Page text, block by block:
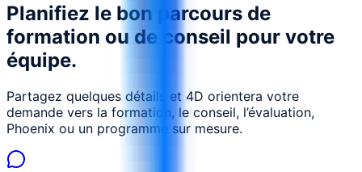
Planifiez le bon parcours de
formation ou de conseil pour votre
équipe.
Partagez quelques détails et 4D orientera votre
demande vers la formation, le conseil, l’évaluation,
Phoenix ou un programme sur mesure.